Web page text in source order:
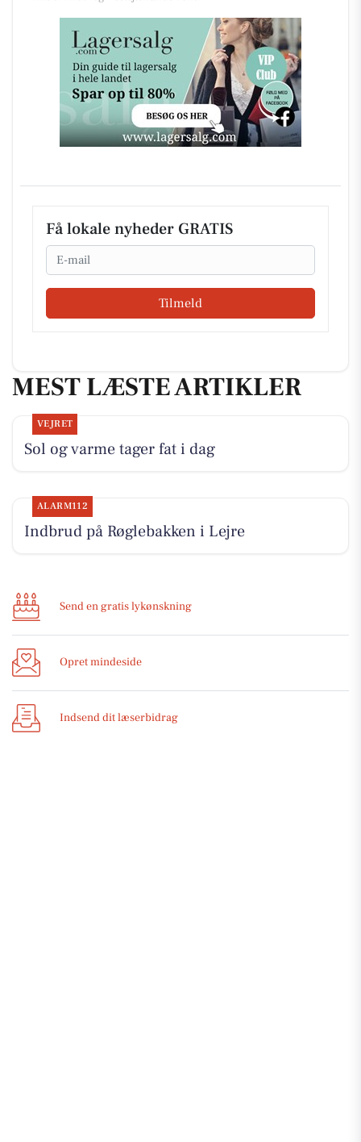
Få lokale nyheder GRATIS
Email
Tilmeld
MEST LÆSTE ARTIKLER
VEJRET
Sol og varme tager fat i dag
ALARM112
Indbrud på Røglebakken i Lejre
Send en gratis lykønskning
Opret mindeside
Indsend dit læserbidrag